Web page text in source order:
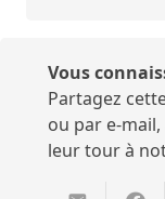
Vous
Partagez
ou par e-
leur tour à